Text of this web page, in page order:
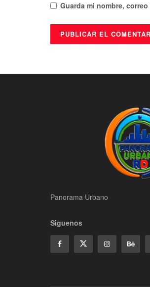
Guarda mi nombre,
Panorama Urbano
Siguenos